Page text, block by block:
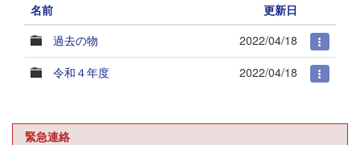
名前
更新日
過去の物
2022/04/18
令和４年度
2022/04/18
緊急連絡